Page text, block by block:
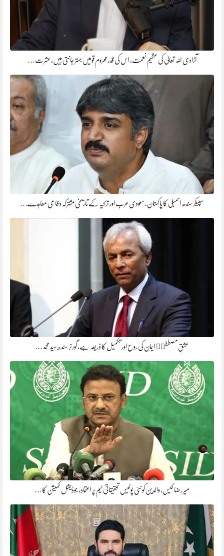
آزادی اللہ تعالیٰ کی عظیم نعمت، اس کی قدر محروم قومیں بہتر جانتی ہیں،عشرت…
سپیکر سندھ اسمبلی کا پاکستان، سعودی عرب اور ترکیہ کے تاریخی مشترکہ دفاعی معاہدے…
عشقِ مصطفیۖ ایمان کی روح اور تکمیل کا ذریعہ ہے، گورنر سندھ سید محمد…
میر رضا کیس، والدین کو نئی پولیس تحقیقاتی ٹیم پر اعتماد، جوڈیشل کمیشن کا…